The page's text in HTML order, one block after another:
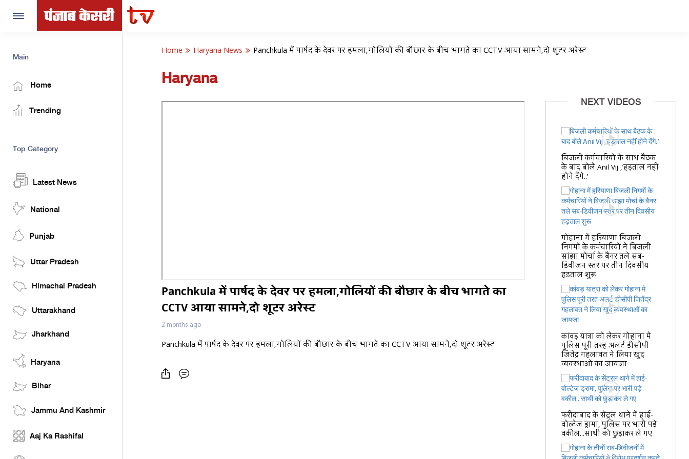
Toggle
Main
Home
Trending
Top Category
Latest News
National
Punjab
Uttar Pradesh
Himachal Pradesh
Uttarakhand
Jharkhand
Haryana
Bihar
Jammu And Kashmir
Aaj Ka Rashifal
Home Haryana News Panchkula में पार्षद के देवर पर हमला,गोलियों की बौछार के बीच भागते का CCTV आया सामने,दो शूटर अरेस्ट
Haryana
Panchkula में पार्षद के देवर पर हमला,गोलियों की बौछार के बीच भागते का
CCTV आया सामने,दो शूटर अरेस्ट
2 months ago
Panchkula में पार्षद के देवर पर हमला,गोलियों की बौछार के बीच भागते का CCTV आया सामने,दो शूटर अरेस्ट
NEXT VIDEOS
बिजली कर्मचारियों के साथ बैठक
के बाद बोले Anil Vij ,'हड़ताल नहीं
होने देंगे..’
गोहाना में हरियाणा बिजली
निगमों के कर्मचारियों ने बिजली
सांझा मोर्चा के बैनर तले सब-
डिवीजन स्तर पर तीन दिवसीय
हड़ताल शुरू
कांवड़ यात्रा को लेकर गोहाना मे
पुलिस पूरी तरह अलर्ट डीसीपी
जितेंद्र गहलावत ने लिया खुद
व्यवस्थाओं का जायजा
फरीदाबाद के सेंट्रल थाने में हाई-
वोल्टेज ड्रामा, पुलिस पर भारी पड़े
वकील...साथी को छुड़ाकर ले गए